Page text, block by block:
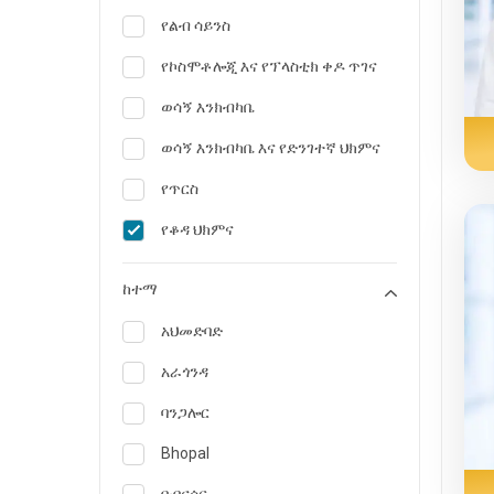
የልብ ሳይንስ
የኮስሞቶሎጂ እና የፕላስቲክ ቀዶ ጥገና
ወሳኝ እንክብካቤ
ወሳኝ እንክብካቤ እና የድንገተኛ ህክምና
የጥርስ
የቆዳ ህክምና
እንክብካቤ
እንዲሁም ስሜታችሁ
የቤተሰብ ሕክምና ስፔሻሊስት
ከተማ
አህመድባድ
አራጎንዳ
ባንጋሎር
Bhopal